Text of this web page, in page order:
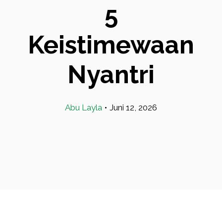
5
Keistimewaan
Nyantri
Abu Layla • Juni 12, 2026